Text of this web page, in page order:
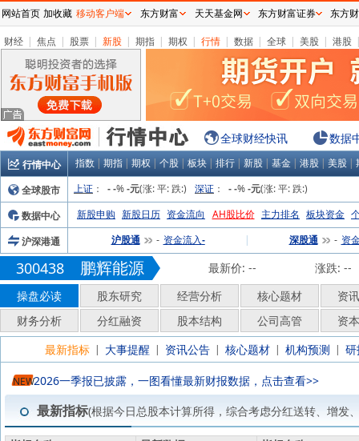
财经 | 焦点 | 股票 | 新股 | 期指 | 期权 | 行情 | 数据 | 全球 | 美股 | 港股
全球财经快讯 数据
行情中心 指数 | 期指 | 期权 | 个股 | 板块 | 排行 | 新股 | 基金 | 港股 | 美股 |
全球股市
上证 ： - -% -元(涨:平:跌:) 深证 ： - -% -元(涨:平:跌:)
数据中心
新股申购 新股日历 资金流向 AH股比价 主力排名 板块资金
沪深港通
沪股通 - 资金流入- | 深股通 - 资
300438 鹏辉能源 最新价: -- 涨跌: --
操盘必读
股东研究 经营分析 核心题材
资
财务分析
分红融资 股本结构 公司高管
资
最新指标 | 大事提醒 | 资讯公告 | 核心题材 | 机构预测 |
NEW2026一季报已披露，一图看懂最新财报数据，点击查看>>
最新指标(根据今日总股本计算所得，综合考虑分红送转、增发
网站首页 加收藏 移动客户端 东方财富 天天基金网 东方财富证券 东方